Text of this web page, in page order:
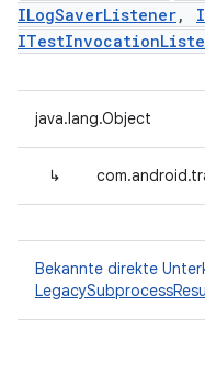
ILogSaverListener,
java.lang.Object
↳
Bekannte direkte